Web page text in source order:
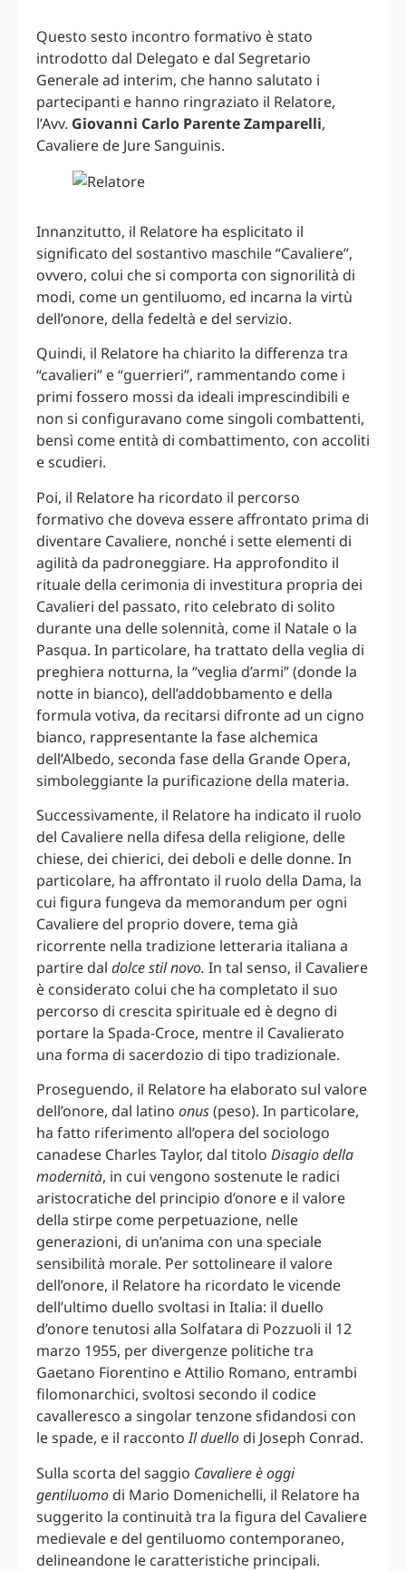
Questo sesto incontro formativo è stato
introdotto dal Delegato e dal Segretario
Generale ad interim, che hanno salutato i
partecipanti e hanno ringraziato il Relatore,
l’Avv. Giovanni Carlo Parente Zamparelli,
Cavaliere de Jure Sanguinis.
Innanzitutto, il Relatore ha esplicitato il
significato del sostantivo maschile “Cavaliere”,
ovvero, colui che si comporta con signorilità di
modi, come un gentiluomo, ed incarna la virtù
dell’onore, della fedeltà e del servizio.
Quindi, il Relatore ha chiarito la differenza tra
“cavalieri” e “guerrieri”, rammentando come i
primi fossero mossi da ideali imprescindibili e
non si configuravano come singoli combattenti,
bensì come entità di combattimento, con accoliti
e scudieri.
Poi, il Relatore ha ricordato il percorso
formativo che doveva essere affrontato prima di
diventare Cavaliere, nonché i sette elementi di
agilità da padroneggiare. Ha approfondito il
rituale della cerimonia di investitura propria dei
Cavalieri del passato, rito celebrato di solito
durante una delle solennità, come il Natale o la
Pasqua. In particolare, ha trattato della veglia di
preghiera notturna, la “veglia d’armi” (donde la
notte in bianco), dell’addobbamento e della
formula votiva, da recitarsi difronte ad un cigno
bianco, rappresentante la fase alchemica
dell’Albedo, seconda fase della Grande Opera,
simboleggiante la purificazione della materia.
Successivamente, il Relatore ha indicato il ruolo
del Cavaliere nella difesa della religione, delle
chiese, dei chierici, dei deboli e delle donne. In
particolare, ha affrontato il ruolo della Dama, la
cui figura fungeva da memorandum per ogni
Cavaliere del proprio dovere, tema già
ricorrente nella tradizione letteraria italiana a
partire dal dolce stil novo. In tal senso, il Cavaliere
è considerato colui che ha completato il suo
percorso di crescita spirituale ed è degno di
portare la Spada-Croce, mentre il Cavalierato
una forma di sacerdozio di tipo tradizionale.
Proseguendo, il Relatore ha elaborato sul valore
dell’onore, dal latino onus(peso). In particolare,
ha fatto riferimento all’opera del sociologo
canadese Charles Taylor, dal titolo Disagio della
modernità, in cui vengono sostenute le radici
aristocratiche del principio d’onore e il valore
della stirpe come perpetuazione, nelle
generazioni, di un’anima con una speciale
sensibilità morale. Per sottolineare il valore
dell’onore, il Relatore ha ricordato le vicende
dell’ultimo duello svoltasi in Italia: il duello
d’onore tenutosi alla Solfatara di Pozzuoli il 12
marzo 1955, per divergenze politiche tra
Gaetano Fiorentino e Attilio Romano, entrambi
filomonarchici, svoltosi secondo il codice
cavalleresco a singolar tenzone sfidandosi con
le spade, e il raccontoIl duello di Joseph Conrad.
Sulla scorta del saggio Cavaliere è oggi
gentiluomo di Mario Domenichelli, il Relatore ha
suggerito la continuità tra la figura del Cavaliere
medievale e del gentiluomo contemporaneo,
delineandone le caratteristiche principali.